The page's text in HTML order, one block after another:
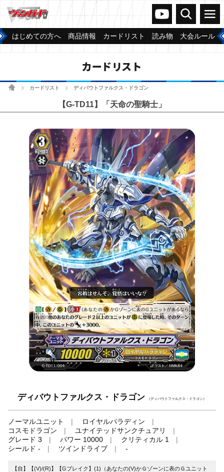
ヴァンガードch
検索 メニュー
はじめての方へ 商品情報 カードリスト 読み物 大会ルール
カードリスト
ホームカードリスト ディバウトファルクス・ドラゴン
【G-TD11】「天命の聖騎士」
ディバウトファルクス・ドラゴン （ディバウトファルクス・ドラゴン）
ノーマルユニット
ロイヤルパラディン
コスモドラゴン
ユナイテッドサンクチュアリ
グレード 3
パワー 10000
クリティカル 1
シールド -
ツインドライブ -
【自】【(V)/(R)】【Gブレイク】(1)（あなたの(V)かＧゾーンに表のＧユニット